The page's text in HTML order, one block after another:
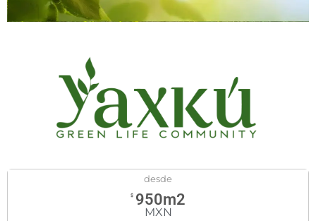
desde
$ 950m2
MXN